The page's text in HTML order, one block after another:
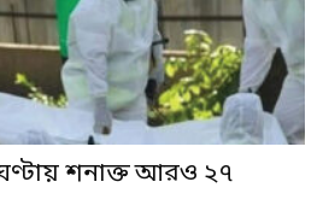
শনাক্ত আরও ২৭